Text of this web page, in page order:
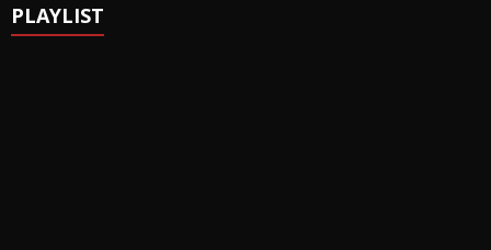
PLAYLIST